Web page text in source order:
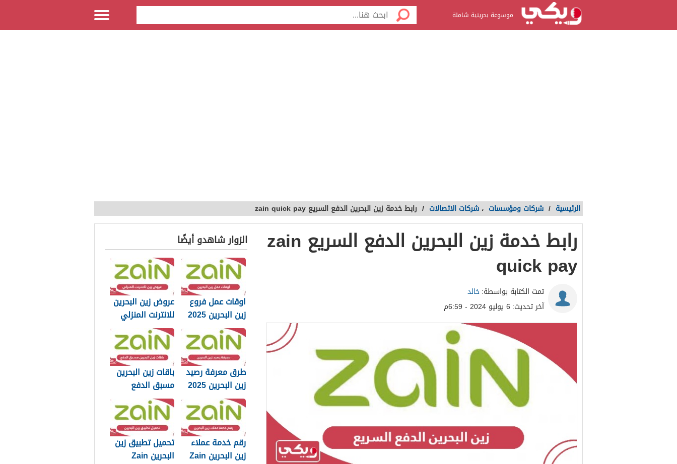
موسوعة بحرينية شاملة
الرئيسية / شركات ومؤسسات ، شركات الاتصالات / رابط خدمة زين البحرين الدفع السريع zain quick pay
رابط خدمة زين البحرين الدفع السريع zain
quick pay
تمت الكتابة بواسطة:خالد
آخر تحديث: 6 يوليو 2024 - 6:59م
الزوار شاهدو أيضًا
اوقات عمل فروع
زين البحرين 2025
عروض زين البحرين
للانترنت المنزلي
وجميع المزايا
2025
طرق معرفة رصيد
زين البحرين 2025
باقات زين البحرين
مسبق الدفع
للموبايل إنترنت
ومكالمات 2025
رقم خدمة عملاء
زين البحرين Zain
تحميل تطبيق زين
البحرين Zain